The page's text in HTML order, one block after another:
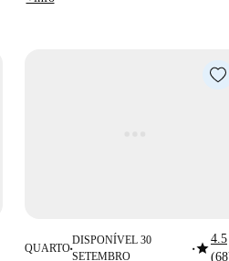
QUARTO■
DISPONÍVEL 30
SETEMBRO
■star4.5